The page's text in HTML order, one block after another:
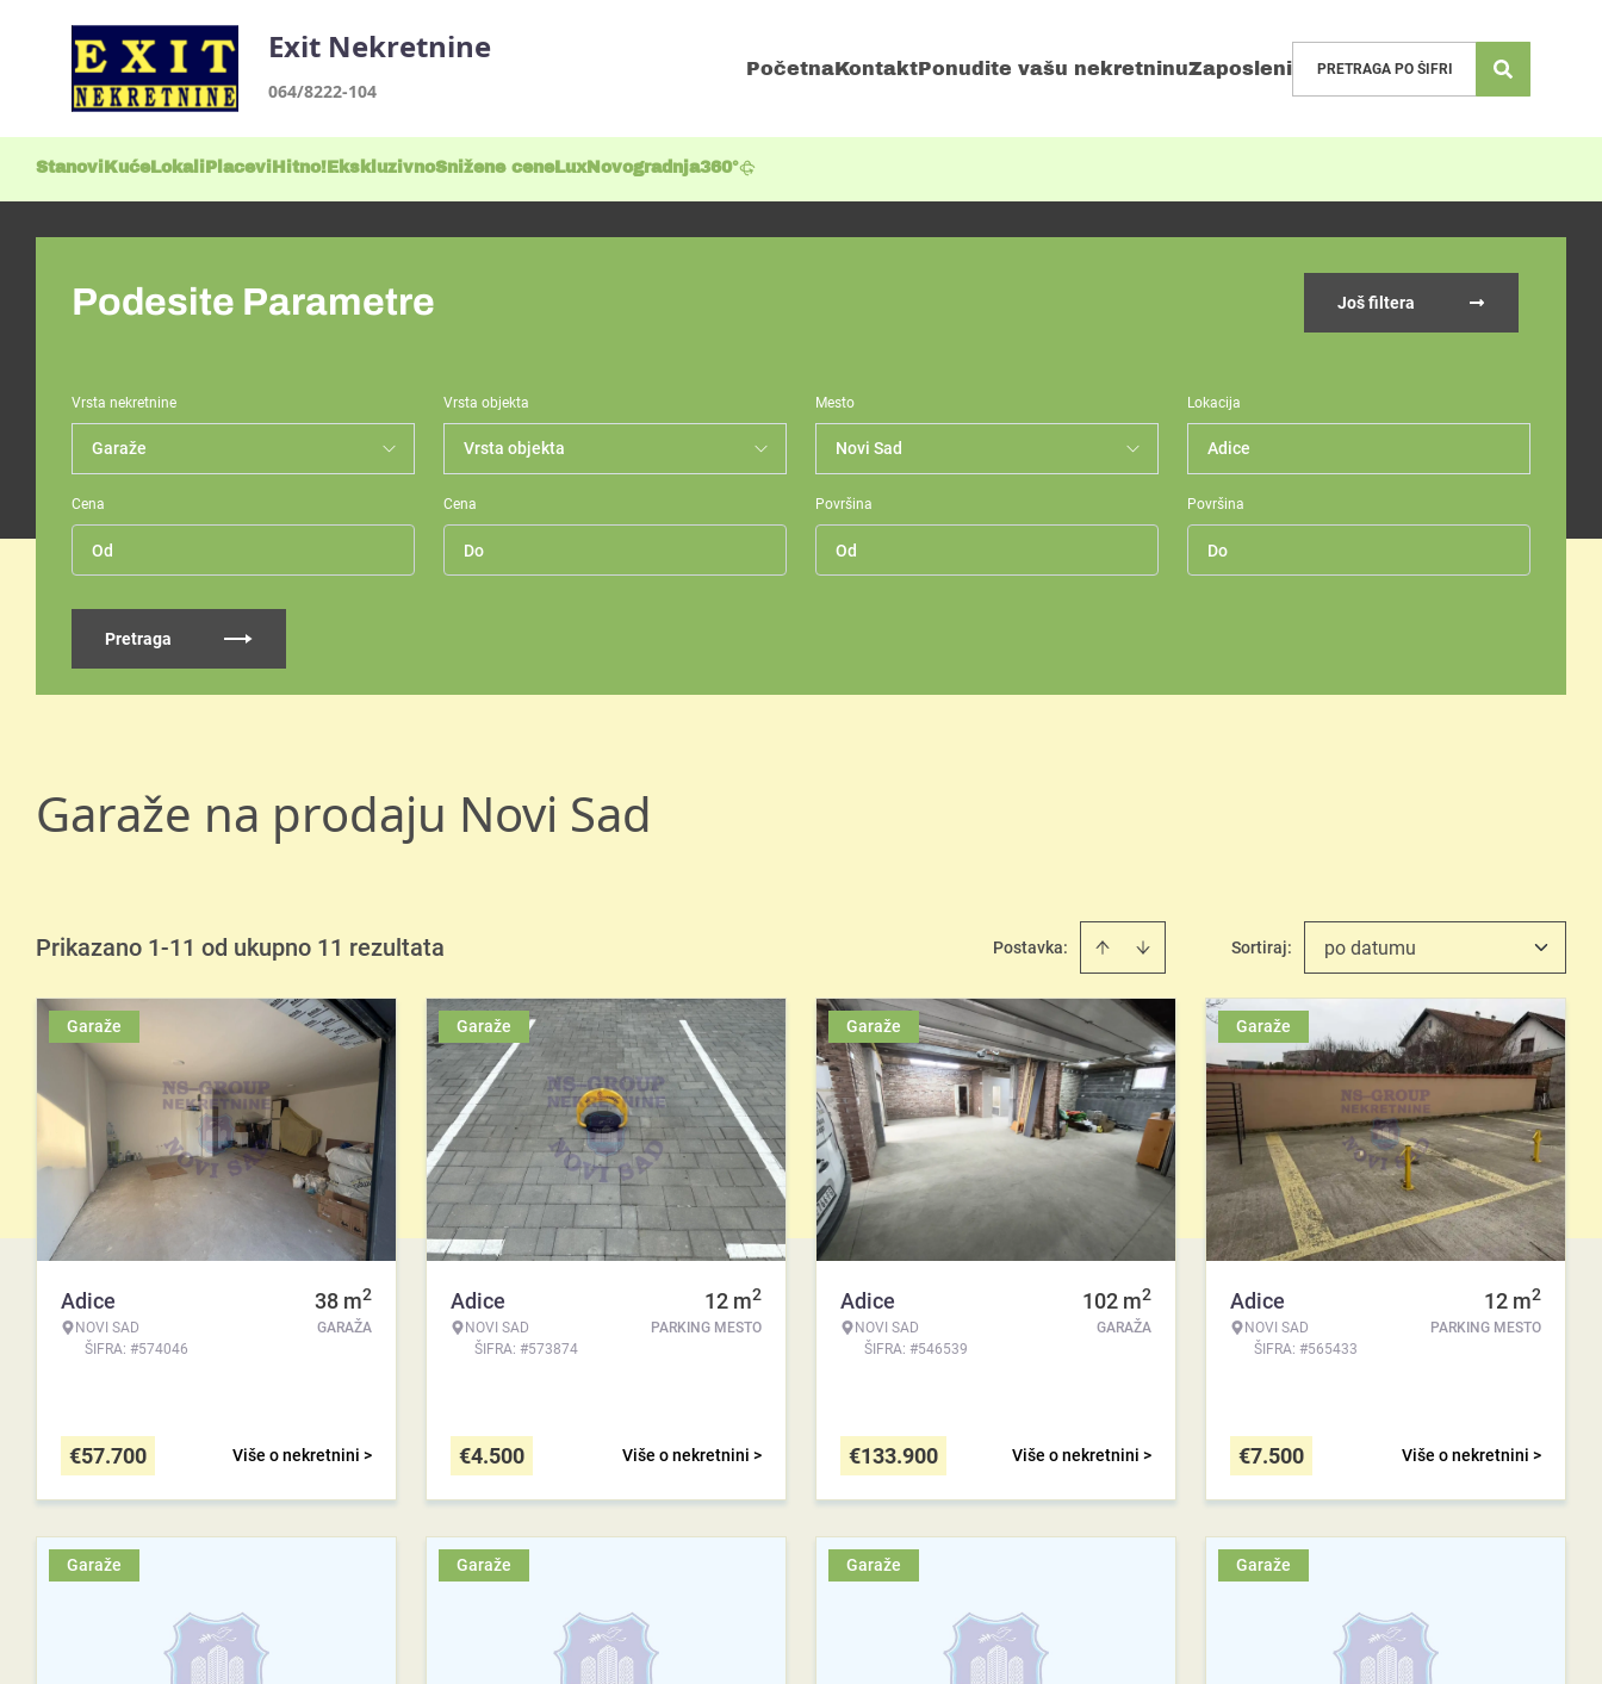
Exit Nekretnine
064/8222-104
PočetnaKontaktPonudite vašu nekretninuZaposleni
Stanovi KućeLokali Placevi Hitno! EkskluzivnoSnižene ceneLuxNovogradnja360°
Podesite Parametre Još filtera
Vrsta nekretnine Vrsta objekta Mesto Lokacija
Adice
Cena Cena Površina Površina
Pretraga
Garaže na prodaju Novi Sad
Prikazano 1-11 od ukupno 11 rezultata Postavka: Sortiraj: po datumu
Garaže
Adice
NOVI SAD
ŠIFRA: #574046
38 m2
GARAŽA
Više o nekretnini >
€57.700
Garaže
Adice
NOVI SAD
ŠIFRA: #573874
12 m2
PARKING MESTO
Više o nekretnini >
€4.500
Garaže
Adice
NOVI SAD
ŠIFRA: #546539
102 m2
GARAŽA
Više o nekretnini >
€133.900
Garaže
Adice
NOVI SAD
ŠIFRA: #565433
12 m2
PARKING MESTO
Više o nekretnini >
€7.500
Garaže Garaže Garaže Garaže